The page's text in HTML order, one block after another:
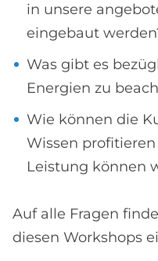
in unsere
eingebaut
Was gibt es
Energien zu
Wie können die
Wissen
Leistung können
Auf alle Fragen
diesen Workshops